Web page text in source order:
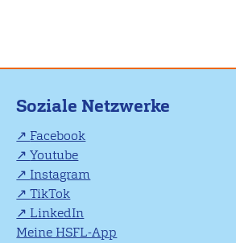
Soziale Netzwerke
Facebook
Youtube
Instagram
TikTok
LinkedIn
Meine HSFL-App